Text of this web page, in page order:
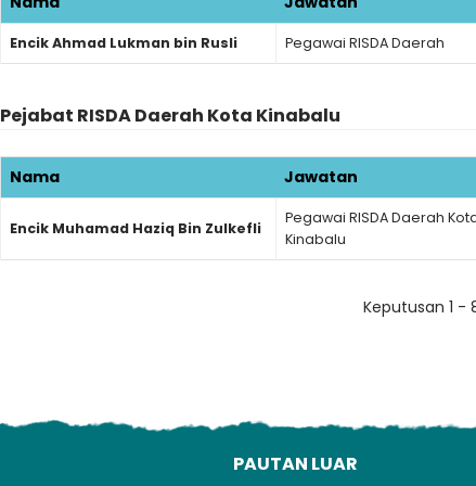
Encik Ahmad Lukman bin Rusli Pegawai RISDA Daerah
Pejabat RISDA Daerah Kota Kinabalu
Nama Jawatan
Encik Muhamad Haziq Bin Zulkefli
Pegawai RISDA Daerah
Kinabalu
Keputusan 1 -
PAUTAN LUAR